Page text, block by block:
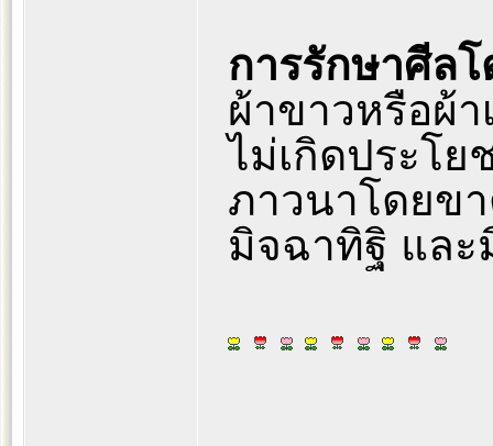
การรักษาศีล
ผ้าขาวหรือผ้
ไม่เกิดประโย
ภาวนาโดยข
มิจฉาทิฐิ และ